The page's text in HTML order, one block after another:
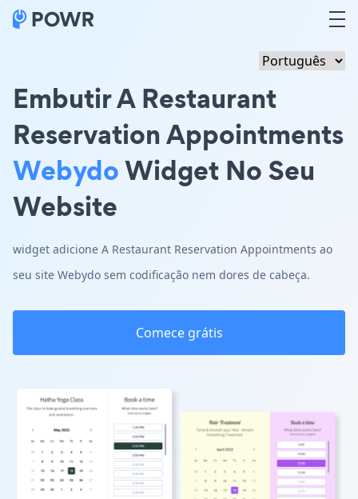
Embutir A Restaurant
Reservation Appointments
WebydoWidget No Seu
Website
widget adicione A Restaurant Reservation Appointments ao
seu site Webydo sem codificação nem dores de cabeça.
Comece grátis